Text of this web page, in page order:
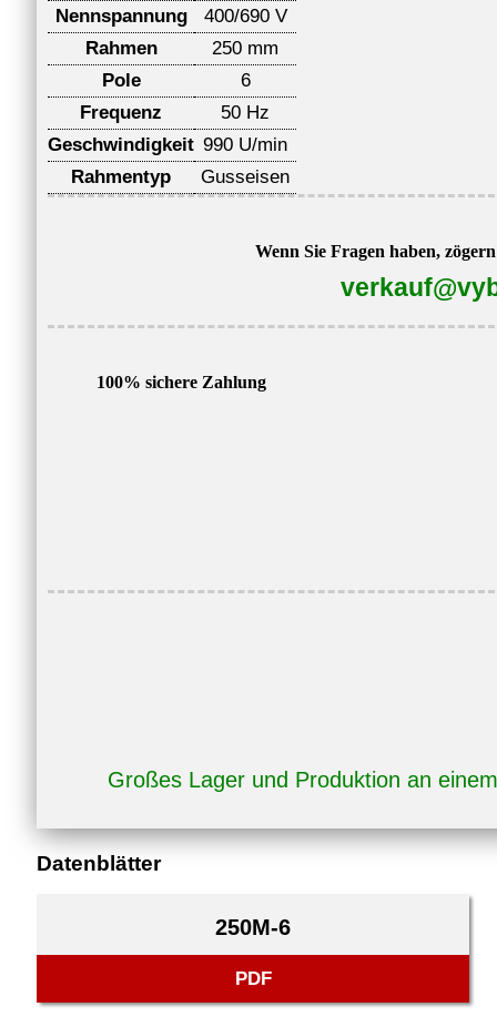
Nennspannung
400/690 V
Rahmen
250 mm
Pole
6
Frequenz
50 Hz
Geschwindigkeit 990 U/min
Rahmentyp
Gusseisen
Wenn Sie Fragen haben,
100% sichere Zahlung
Großes Lager und Produktion an
Datenblätter
250M-6
PDF